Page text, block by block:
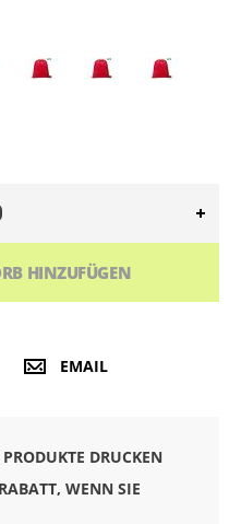
HINZUFÜGEN
EMAIL
DRUCKEN
WENN SIE